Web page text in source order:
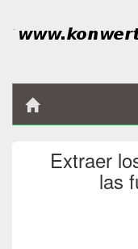
Extraer
las